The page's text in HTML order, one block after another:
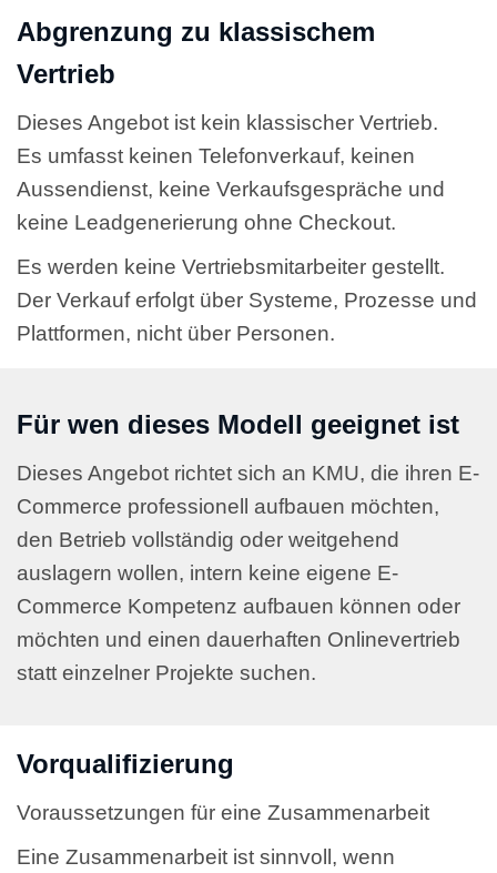
Abgrenzung zu klassischem
Vertrieb
Dieses Angebot ist kein klassischer Vertrieb.
Es umfasst keinen Telefonverkauf, keinen
Aussendienst, keine Verkaufsgespräche und
keine Leadgenerierung ohne Checkout.
Es werden keine Vertriebsmitarbeiter gestellt.
Der Verkauf erfolgt über Systeme, Prozesse und
Plattformen, nicht über Personen.
Für wen dieses Modell geeignet ist
Dieses Angebot richtet sich an KMU, die ihren E-
Commerce professionell aufbauen möchten,
den Betrieb vollständig oder weitgehend
auslagern wollen, intern keine eigene E-
Commerce Kompetenz aufbauen können oder
möchten und einen dauerhaften Onlinevertrieb
statt einzelner Projekte suchen.
Vorqualifizierung
Voraussetzungen für eine Zusammenarbeit
Eine Zusammenarbeit ist sinnvoll, wenn